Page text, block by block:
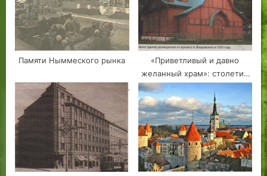
Памяти Ныммеского рынка
«Приветливый и давно
желанный храм»: столетие
церкви Святителя Николая